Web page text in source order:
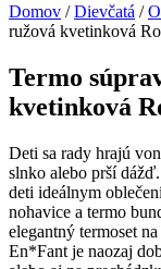
Domov /Dievčatá /
ružová kvetinková
Termo
kvetinková
Deti sa rady hrajú
slnko alebo prší
deti ideálnym
nohavice a termo
elegantný termoset
En*Fant je naozaj